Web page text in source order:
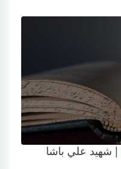
| شهيد علي باشا